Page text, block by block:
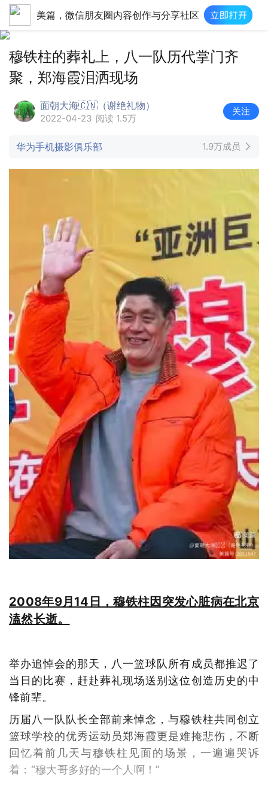
美篇，微信朋友圈内容创作与分享社区
穆铁柱的葬礼上，八一队历代掌门齐
聚，郑海霞泪洒现场
面朝大海🇨🇳（谢绝礼物）
2022-04-23 阅读 1.5万
关注
华为手机摄影俱乐部 1.9万成员
2008年9月14日，穆铁柱因突发心脏病在北京
溘然长逝。
举办追悼会的那天，八一篮球队所有成员都推迟了
当日的比赛，赶赴葬礼现场送别这位创造历史的中
锋前辈。
历届八一队队长全部前来悼念，与穆铁柱共同创立
篮球学校的优秀运动员郑海霞更是难掩悲伤，不断
回忆着前几天与穆铁柱见面的场景，一遍遍哭诉
着：“穆大哥多好的一个人啊！”